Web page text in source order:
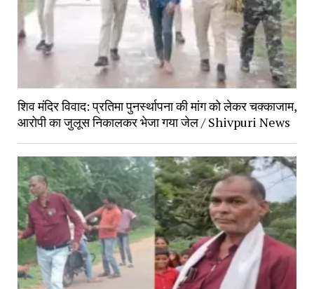
शिव मंदिर विवाद: प्रतिमा पुनर्स्थापना की मांग को लेकर चक्काजाम,
आरोपी का जुलूस निकालकर भेजा गया जेल / Shivpuri News